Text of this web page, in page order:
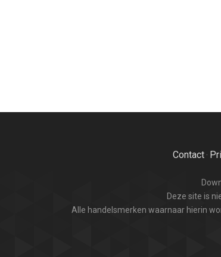
Contact·
Deze site is
Alle handelsmerken waarnaar hierin